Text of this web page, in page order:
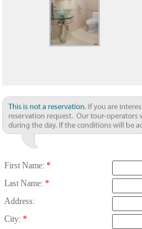
First Name: *
Last Name: *
Address:
City: *